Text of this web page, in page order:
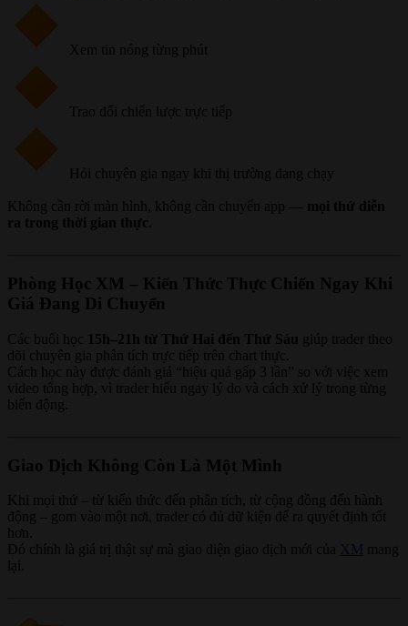
Xem tin nóng từng phút
Trao đổi chiến lược trực tiếp
Hỏi chuyên gia ngay khi thị trường đang chạy
Không cần rời màn hình, không cần chuyển app — mọi thứ diễn
ra trong thời gian thực
Phòng Học XM – Kiến Thức Thực Chiến Ngay Khi
Giá Đang Di Chuyển
Các buổi học 15h–21h từ Thứ Hai đến Thứ Sáu giúp trader theo
dõi chuyên gia phân tích trực tiếp trên chart thực.
Cách học này được đánh giá “hiệu quả gấp 3 lần” so với việc xem
video tổng hợp, vì trader hiểu ngay lý do và cách xử lý trong từng
biến động.
Giao Dịch Không Còn Là Một Mình
Khi mọi thứ – từ kiến thức đến phân tích, từ cộng đồng đến hành
động – gom vào một nơi, trader có đủ dữ kiện để ra quyết định tốt
hơn.
Đó chính là giá trị thật sự mà giao diện giao dịch mới của XM
mang
lại.